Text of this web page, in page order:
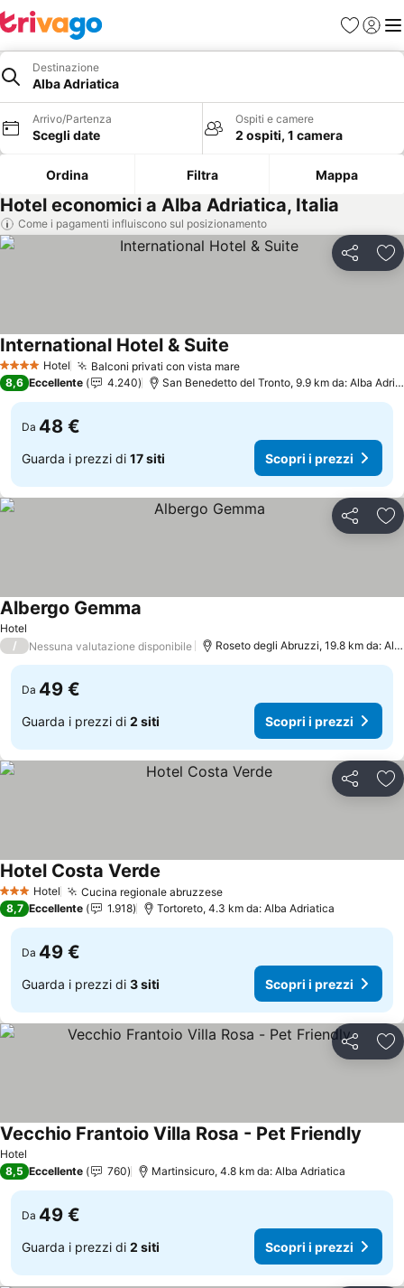
PreferitiAccedi
Destinazione
Alba Adriatica
Arrivo/Partenza
Scegli date
Ospiti e camere
2 ospiti, 1 camera
Ordina Filtra Mappa
Hotel economici a Alba Adriatica, Italia
Come i pagamenti influiscono sul posizionamento
Condividi
4 Stelle Hotel Balconi privati con vista mare
International Hotel & Suite
8,6 Eccellente 4.240 San Benedetto del Tronto, 9.9 km da: Alba Adriatica
Da 48 €
Guarda i prezzi di 17 siti Scopri i prezzi
Condividi
Hotel
Albergo Gemma
/ Nessuna valutazione disponibile Roseto degli Abruzzi, 19.8 km da: Alba Adriatica
Da 49 €
Guarda i prezzi di 2 siti Scopri i prezzi
Condividi
3 StelleHotel Cucina regionale abruzzese
Hotel Costa Verde
8,7 Eccellente 1.918 Tortoreto, 4.3 km da: Alba Adriatica
Da 49 €
Guarda i prezzi di 3 siti Scopri i prezzi
Condividi
Hotel
Vecchio Frantoio Villa Rosa - Pet Friendly
8,5 Eccellente 760 Martinsicuro, 4.8 km da: Alba Adriatica
Da 49 €
Guarda i prezzi di 2 siti Scopri i prezzi